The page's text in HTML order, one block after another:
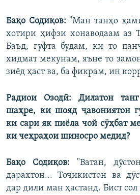
Бақо Содиқов: "Ман танҳо
хотири ҳифзи хонаводаам аз
Баъд, гуфта будам, ки то
хидмат мекунам, яъне то
зиёд ҳаст ва, ба фикрам, ин
Радиои Озодӣ: Дилатон
шаҳре, ки шояд ҷавониятон
ки сари як пиёла чой сӯҳбат
ки чеҳраҳои шиносро медид?
Бақо Содиқов: "Ватан,
дарахтон... Тоҷикистон ва
дар дили ман ҳастанд. Бист